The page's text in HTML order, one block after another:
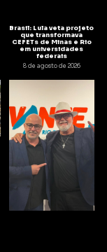
Brasil: Lula veta projeto
que transformava
CEFETs de Minas e Rio
em universidades
federais
8 de agosto de 2026